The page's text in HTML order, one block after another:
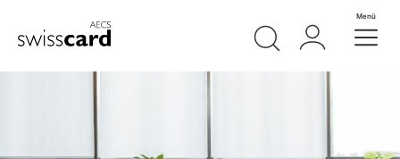
Header
Logo Meta Navigation
SucheLogin Menü